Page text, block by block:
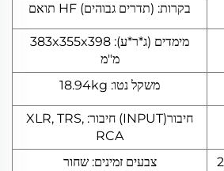
בקרות: (תדרים גבוהים) HF תואם
מימדים (ג*ר*ע): 383x355x398
מ"מ
משקל נטו: 18.94kg
חיבור(INPUT) חיבור: XLR, TRS,
RCA
צבעים זמינים: שחור